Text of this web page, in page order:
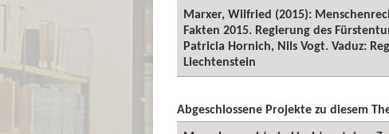
Marxer, Wilfried (2015):
Fakten 2015. Regierung des
Patricia Hornich, Nils Vogt. Vaduz:
Liechtenstein
Abgeschlossene Projekte zu diesem